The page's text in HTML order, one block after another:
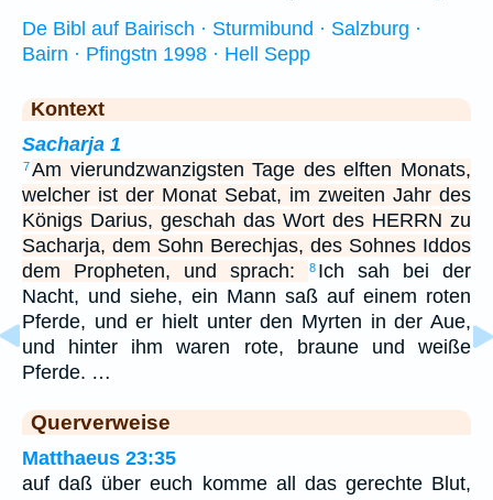
De Bibl auf Bairisch · Sturmibund · Salzburg ·
Bairn · Pfingstn 1998 · Hell Sepp
Kontext
Sacharja 1
7Am vierundzwanzigsten Tage des elften Monats,
welcher ist der Monat Sebat, im zweiten Jahr des
Königs Darius, geschah das Wort des HERRN zu
Sacharja, dem Sohn Berechjas, des Sohnes Iddos
dem Propheten, und sprach:
8 Ich sah bei der
Nacht, und siehe, ein Mann saß auf einem roten
Pferde, und er hielt unter den Myrten in der Aue,
und hinter ihm waren rote, braune und weiße
Pferde. …
Querverweise
Matthaeus 23:35
auf daß über euch komme all das gerechte Blut,